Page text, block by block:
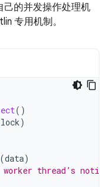
己的并发操作处理机
专用机制。
()
lock)
(data)
thread’s